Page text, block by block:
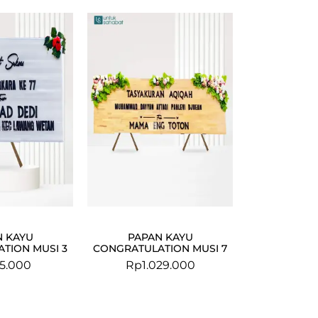
KAYU
MUSI 3
PAPAN KAYU
CONGRATULATION MUSI 7
Rp1.029.000